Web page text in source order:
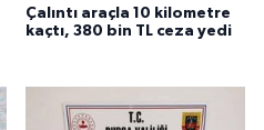
Çalıntı araçla 10 kilometre
kaçtı, 380 bin TL ceza yedi